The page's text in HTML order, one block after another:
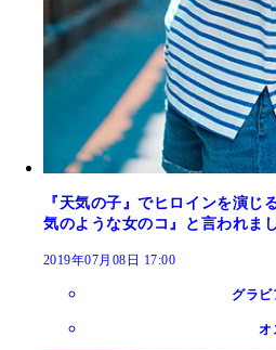
『天気の子』でヒロインを演じ
気のような女のコ』と言われまし
2019年07月08日 17:00
グラビ
オ